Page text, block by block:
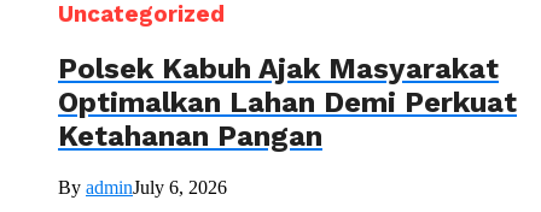
Uncategorized
Polsek Kabuh Ajak Masyarakat
Optimalkan Lahan Demi Perkuat
Ketahanan Pangan
By adminJuly 6, 2026